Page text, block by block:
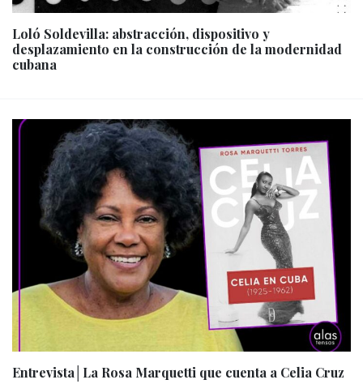
Loló Soldevilla: abstracción, dispositivo y
desplazamiento en la construcción de la modernidad
cubana
Entrevista│La Rosa Marquetti que cuenta a Celia Cruz